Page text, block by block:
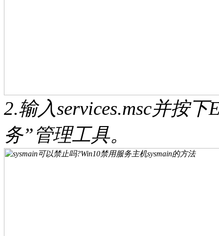
2.输入services.msc并按
务”管理工具。